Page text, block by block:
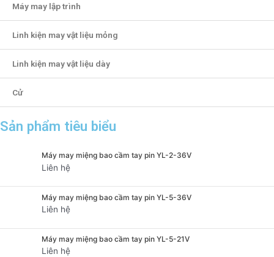
Máy may lập trình
Linh kiện may vật liệu mỏng
Linh kiện may vật liệu dày
Cử
Sản phẩm tiêu biểu
Máy may miệng bao cầm tay pin YL-2-36V
Liên hệ
Máy may miệng bao cầm tay pin YL-5-36V
Liên hệ
Máy may miệng bao cầm tay pin YL-5-21V
Liên hệ